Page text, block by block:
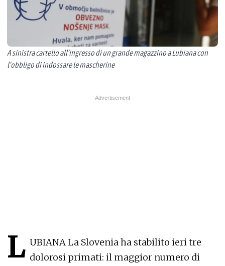
A sinistra cartello all’ingresso di un grande magazzino a Lubiana con
l’obbligo di indossare le mascherine
L UBIANA La Slovenia ha stabilito ieri tre
dolorosi primati: il maggior numero di